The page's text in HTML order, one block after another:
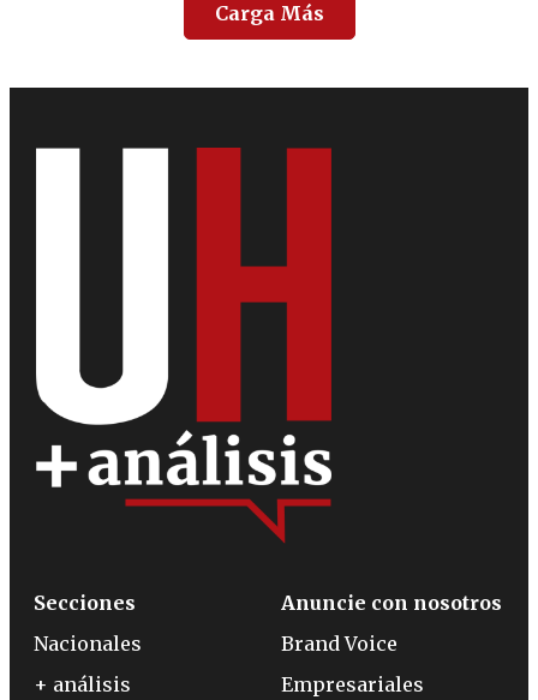
Carga Más
Secciones
Nacionales
+ análisis
Anuncie con nosotros
Brand Voice
Empresariales